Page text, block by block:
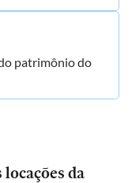
patrimônio do
da